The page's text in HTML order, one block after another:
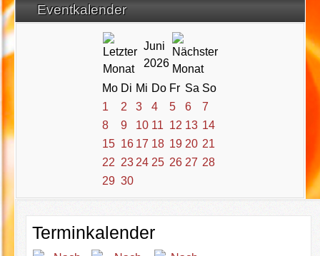
Eventkalender
Juni
2026
Mo Di Mi Do Fr Sa So
1
2 3 4 5 6
7
8
9 10 11 12 13 14
15 16 17 18 19 20 21
22 23 24 25 26 27 28
29 30
Terminkalender